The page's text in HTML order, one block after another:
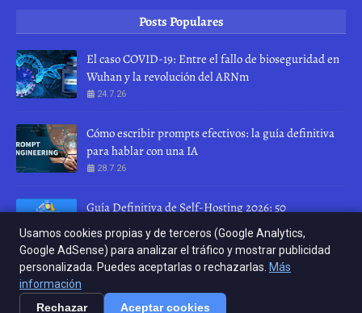
Posts Populares
El caso COVID-19: Entre el fallo de bioseguridad en
Wuhan y la revolución del ARNm
24.7.26
Cómo escribir prompts efectivos: la guía definitiva
para hablar con una IA
28.7.26
Guía Definitiva de Self-Hosting 2026: 50
herramientas para recuperar tu privacidad
10.4.26
Crafted with byKERNEL RELOAD
Crafted with TemplatesYard| Distributed by
Usamos cookies propias y de terceros (Google Analytics,
Google AdSense) para analizar el tráfico y mostrar publicidad
personalizada. Puedes aceptarlas o rechazarlas. Más
información
Rechazar
Aceptar cookies